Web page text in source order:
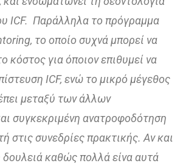
ICF. Παράλληλα το πρόγραμμα
το οποίο συχνά μπορεί να
κόστος για όποιον επιθυμεί να
ICF, ενώ το μικρό μέγεθος
μεταξύ των άλλων
συγκεκριμένη ανατροφοδότηση
στις συνεδρίες πρακτικής. Αν και
δουλειά καθώς πολλά είνα αυτά